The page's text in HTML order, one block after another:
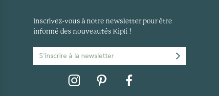
Inscrivez-vous à notre newsletter pour être
informé des nouveautés Kipli !